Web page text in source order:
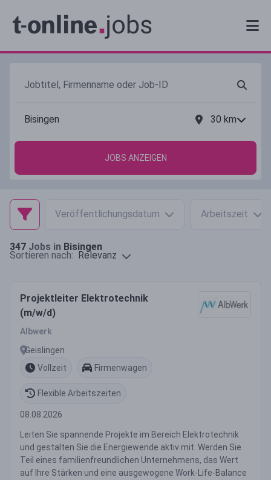
30 km
JOBS ANZEIGEN
Veröffentlichungsdatum Arbeitszeit
347 Jobs in Bisingen
Sortieren nach: Relevanz
Projektleiter Elektrotechnik
(m/w/d)
Albwerk
Geislingen
Vollzeit
Firmenwagen
Flexible Arbeitszeiten
08.08.2026
Leiten Sie spannende Projekte im Bereich Elektrotechnik
und gestalten Sie die Energiewende aktiv mit. Werden Sie
Teil eines familienfreundlichen Unternehmens, das Wert
auf Ihre Stärken und eine ausgewogene Work-Life-Balance